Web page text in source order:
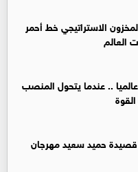
الاستراتيجي خط أحمر
العالم
عالميا .. عندما يتحول المنصب
قصيدة حميد سعيد مهرجان